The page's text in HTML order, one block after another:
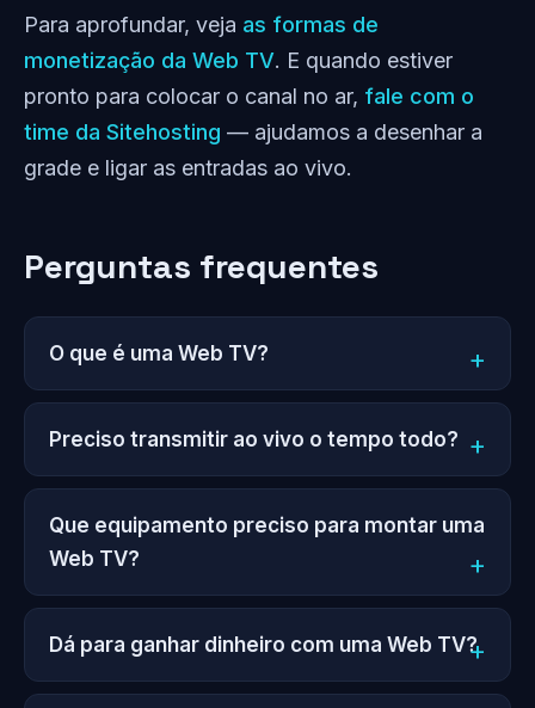
Para aprofundar, veja as formas de
monetização da Web TV. E quando estiver
pronto para colocar o canal no ar, fale com o
time da Sitehosting — ajudamos a desenhar a
grade e ligar as entradas ao vivo.
Perguntas frequentes
O que é uma Web TV?
Preciso transmitir ao vivo o tempo todo?
Que equipamento preciso para montar uma
Web TV?
Dá para ganhar dinheiro com uma Web TV?